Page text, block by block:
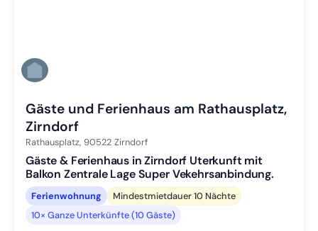
Gäste und Ferienhaus am Rathausplatz,
Zirndorf
Rathausplatz, 90522 Zirndorf
Gäste & Ferienhaus in Zirndorf Uterkunft mit
Balkon Zentrale Lage Super Vekehrsanbindung.
Ferienwohnung
Mindestmietdauer 10 Nächte
10× Ganze Unterkünfte (10 Gäste)